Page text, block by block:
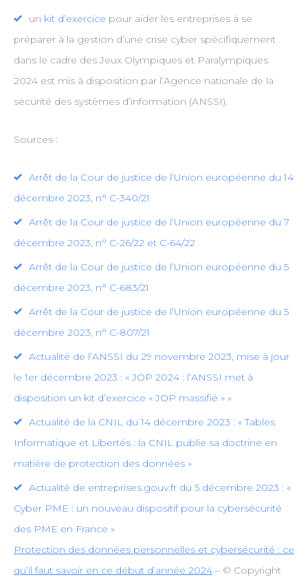
un kit d’exercice pour aider les entreprises à se
préparer à la gestion d’une crise cyber spécifiquement
dans le cadre des Jeux Olympiques et Paralympiques
2024 est mis à disposition par l’Agence nationale de la
sécurité des systèmes d’information (ANSSI).
Sources :
Arrêt de la Cour de justice de l’Union européenne du 14
décembre 2023, n° C-340/21
Arrêt de la Cour de justice de l’Union européenne du 7
décembre 2023, n° C-26/22 et C-64/22
Arrêt de la Cour de justice de l’Union européenne du 5
décembre 2023, n° C-683/21
Arrêt de la Cour de justice de l’Union européenne du 5
décembre 2023, n° C-807/21
Actualité de l’ANSSI du 29 novembre 2023, mise à jour
le 1er décembre 2023 : « JOP 2024 : l’ANSSI met à
disposition un kit d’exercice « JOP massifié » »
Actualité de la CNIL du 14 décembre 2023 : « Tables
Informatique et Libertés : la CNIL publie sa doctrine en
matière de protection des données »
Actualité de entreprises.gouv.fr du 5 décembre 2023 : «
Cyber PME : un nouveau dispositif pour la cybersécurité
des PME en France »
Protection des données personnelles et cybersécurité : ce
qu’il faut savoir en ce début d’année 2024– © Copyright